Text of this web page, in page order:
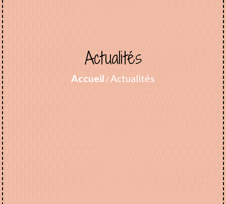
Actualités
Accueil /Actualités